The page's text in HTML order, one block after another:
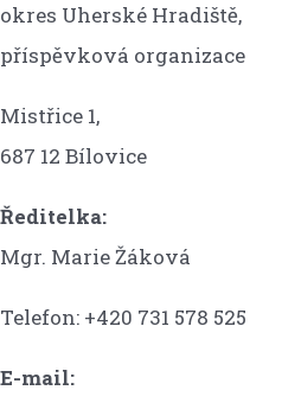
okres Uherské Hradiště,
příspěvková organizace
Mistřice 1,
687 12 Bílovice
Ředitelka:
Mgr. Marie Žáková
Telefon: +420 731 578 525
E-mail: